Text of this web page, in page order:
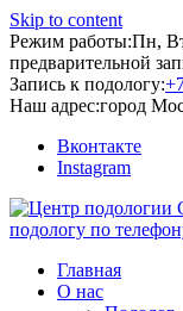
Skip to content
Режим работы:Пн,
предварительной
Запись к подологу:
Наш адрес:город
Вконтакте
Instagram
Главная
О нас